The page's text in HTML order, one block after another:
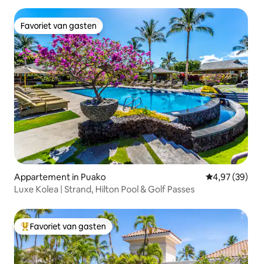
Favoriet van gasten
Favoriet van gasten
Appartement in Puako Gemiddelde
4,97 (39)
Luxe Kolea | Strand, Hilton Pool & Golf Passes
Topfavoriet van gasten
Favoriet van gasten